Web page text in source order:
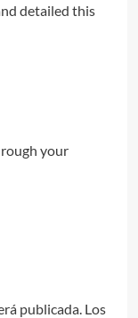
detailed this
your
publicada. Los